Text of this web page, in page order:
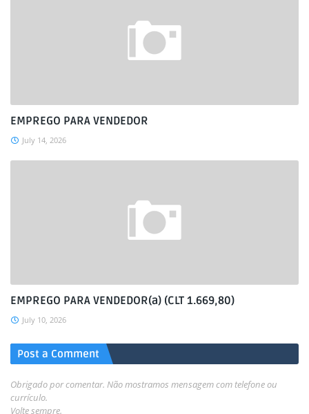
EMPREGO PARA VENDEDOR
July 14, 2026
EMPREGO PARA VENDEDOR(a) (CLT 1.669,80)
July 10, 2026
Post a Comment
Obrigado por comentar. Não mostramos mensagem com telefone ou
currículo.
Volte sempre.